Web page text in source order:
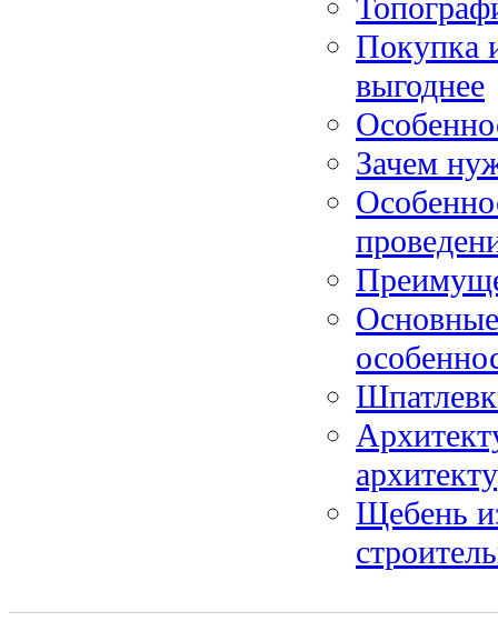
Покупка
выгоднее
Зачем
Щебень